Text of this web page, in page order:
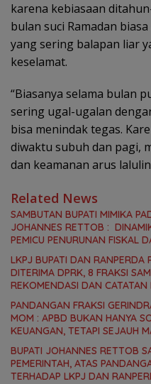
karena kebiasaan
bulan suci Ramadan
yang sering balapan liar
keselamat.
“Biasanya selama bulan
sering ugal-ugalan
bisa menindak tegas.
diwaktu subuh dan pagi,
dan keamanan arus
Related News
SAMBUTAN BUPATI MIMIKA
JOHANNES RETTOB :
PEMICU PENURUNAN FISKAL
LKPJ BUPATI DAN
DITERIMA DPRK, 8 FRAKSI
REKOMENDASI DAN
PANDANGAN FRAKSI
MOM : APBD BUKAN HANYA
KEUANGAN, TETAPI SEJAUH
BUPATI JOHANNES RETTOB
PEMERINTAH, ATAS
TERHADAP LKPJ DAN